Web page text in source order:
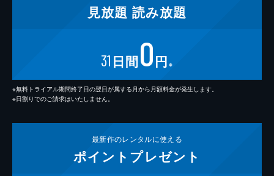
見放題 読み放題
31 日間0円 ※
※無料トライアル期間終了日の翌日が属する月から月額料金が発生します。
※日割りでのご請求はいたしません。
最新作のレンタルに使える
ポイント プレゼント